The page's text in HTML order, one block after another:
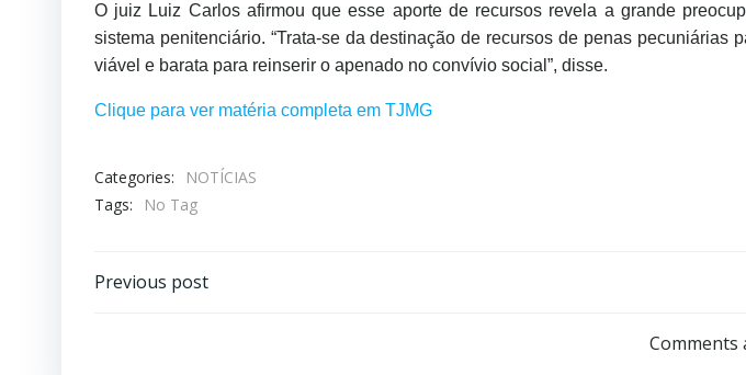
O juiz Luiz Carlos afirmou que esse aporte de recursos revela a grande
sistema penitenciário. “Trata-se da destinação de recursos de penas
viável e barata para reinserir o apenado no convívio social”, disse.
Clique para ver matéria completa em TJMG
a
d
e
i
n
s
Categories:
NOTÍCIAS
Tags:
No Tag
Previous post
Comments